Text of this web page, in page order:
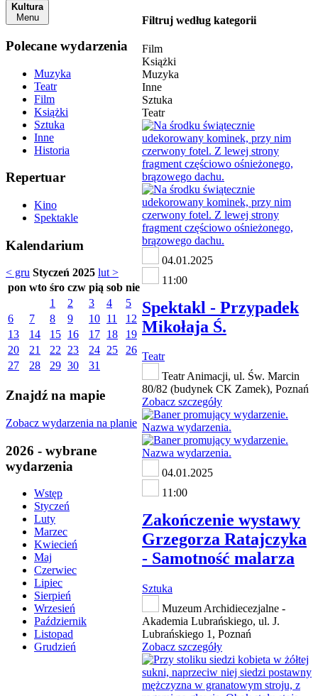
Kultura
Menu
Polecane wydarzenia
Muzyka
Teatr
Film
Książki
Sztuka
Inne
Historia
Repertuar
Kino
Spektakle
Kalendarium
< gru Styczeń 2025 lut >
pon wto śro czw pią sob nie
1
2 3 4
5
6
7 8 9 10 11
12
13
14 15 16 17 18
19
20
21 22 23 24 25
26
27
28 29 30 31
Znajdź na mapie
Zobacz wydarzenia na planie
2026 - wybrane
wydarzenia
Wstęp
Styczeń
Luty
Marzec
Kwiecień
Maj
Czerwiec
Lipiec
Sierpień
Wrzesień
Październik
Listopad
Grudzień
Filtruj według kategorii
Film
Książki
Muzyka
Inne
Sztuka
Teatr
04.01.2025
11:00
Spektakl - Przypadek
Mikołaja Ś.
Teatr
Teatr Animacji, ul. Św. Marcin
80/82 (budynek CK Zamek), Poznań
Zobacz szczegóły
04.01.2025
11:00
Zakończenie wystawy
Grzegorza Ratajczyka
- Samotność malarza
Sztuka
Muzeum Archidiecezjalne -
Akademia Lubrańskiego, ul. J.
Lubrańskiego 1, Poznań
Zobacz szczegóły